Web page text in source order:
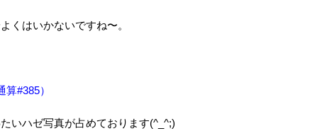
くはいかないですね〜。
#385）
いハゼ写真が占めております(^_^;)